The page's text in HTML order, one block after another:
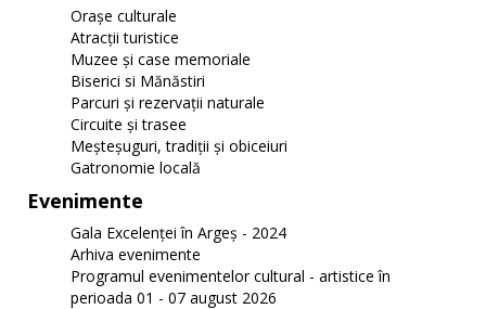
Orașe culturale
Atracții turistice
Muzee și case memoriale
Biserici si Mănăstiri
Parcuri și rezervații naturale
Circuite și trasee
Meșteșuguri, tradiții și obiceiuri
Gatronomie locală
Evenimente
Gala Excelenței în Argeș - 2024
Arhiva evenimente
Programul evenimentelor cultural - artistice în
perioada 01 - 07 august 2026